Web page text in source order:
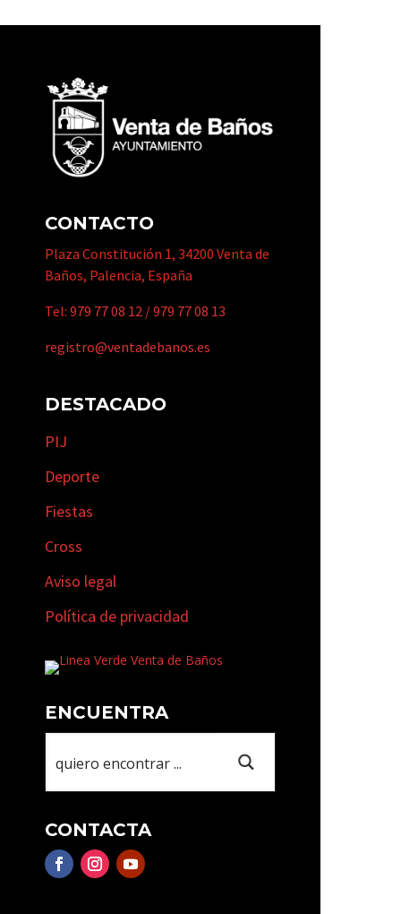
CONTACTO
Plaza Constitución 1, 34200 Venta de
Baños, Palencia, España
Tel: 979 77 08 12 /979 77 08 13
registro@ventadebanos.es
DESTACADO
PIJ
Deporte
Fiestas
Cross
Aviso legal
Política de privacidad
ENCUENTRA
CONTACTA